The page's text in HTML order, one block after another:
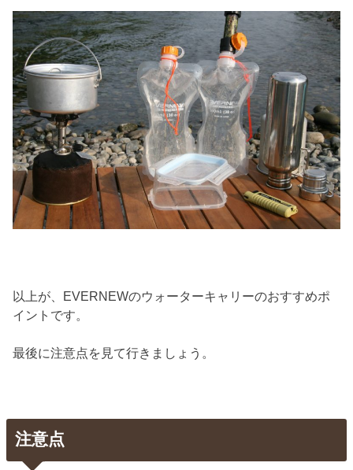
以上が、EVERNEWのウォーターキャリーのおすすめポ
イントです。
最後に注意点を見て行きましょう。
注意点